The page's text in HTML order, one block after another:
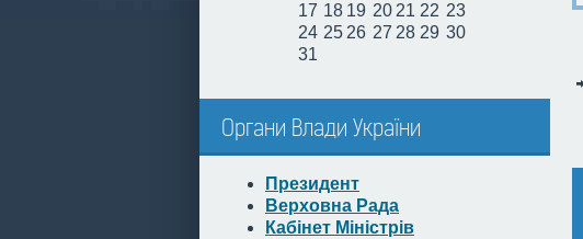
17 18 19 20 21 22 23
24 25 26 27 28 29 30
31
Органи Влади України
Президент
Верховна Рада
Кабінет Міністрів